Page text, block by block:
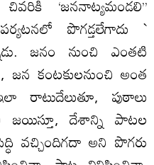
పొగడ్తలేగాదు `
జనం నుంచి ఎంతటి
కంటకులనుంచి అంత
రాటుదేలుతూ, పుఠాలు
జయిస్తూ, దేశాన్ని పాటల
వచ్చిందిగదా అని పొగరు